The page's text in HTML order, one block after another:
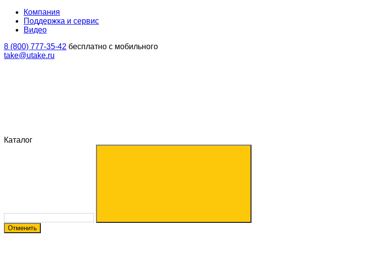
Компания
Поддержка и сервис
Видео
8 (800) 777-35-42 бесплатно с мобильного
take@utake.ru
Каталог
Отменить